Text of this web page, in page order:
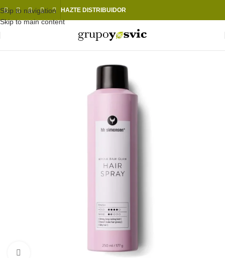
Skip to navigation
Skip to main content
HAZTE DISTRIBUIDOR